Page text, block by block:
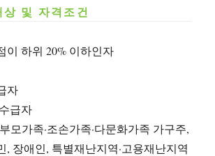
및 자격조건
이 하위 20% 이하인자
자
급자
모가족·조손가족·다문화가족 가구주,
, 장애인, 특별재난지역·고용재난지역